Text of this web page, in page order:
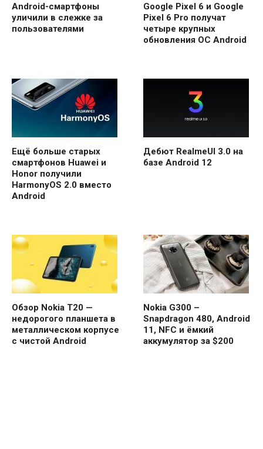
Android-смартфоны
уличили в слежке за
пользователями
Google Pixel 6 и Google
Pixel 6 Pro получат
четыре крупных
обновления ОС Android
Ещё больше старых
смартфонов Huawei и
Honor получили
HarmonyOS 2.0 вместо
Android
Дебют RealmeUI 3.0 на
базе Android 12
Обзор Nokia T20 —
недорогого планшета в
металлическом корпусе
с чистой Android
Nokia G300 –
Snapdragon 480, Android
11, NFC и ёмкий
аккумулятор за $200